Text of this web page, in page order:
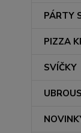
PÁRTY
PIZZA
SVÍČKY